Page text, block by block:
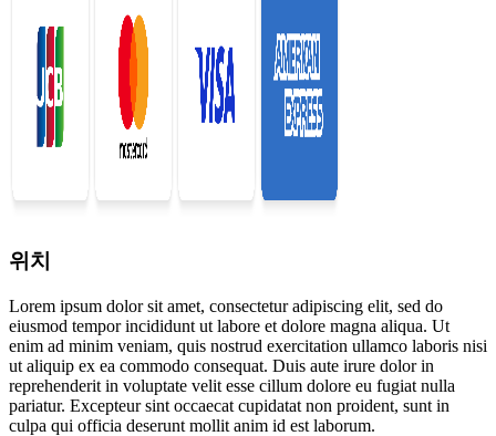
위치
Lorem ipsum dolor sit amet, consectetur adipiscing elit, sed do
eiusmod tempor incididunt ut labore et dolore magna aliqua. Ut
enim ad minim veniam, quis nostrud exercitation ullamco laboris nisi
ut aliquip ex ea commodo consequat. Duis aute irure dolor in
reprehenderit in voluptate velit esse cillum dolore eu fugiat nulla
pariatur. Excepteur sint occaecat cupidatat non proident, sunt in
culpa qui officia deserunt mollit anim id est laborum.